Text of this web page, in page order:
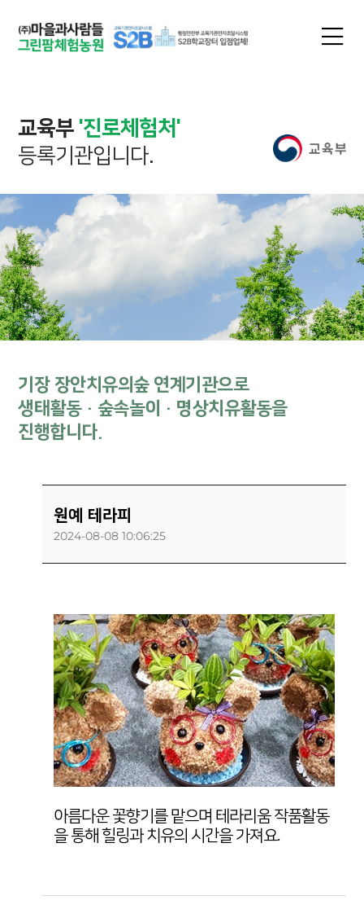
교육부 '진로체험처'
등록기관입니다.
기장 장안치유의숲 연계기관으로
생태활동 · 숲속놀이 · 명상치유활동을
진행합니다.
원예 테라피
2024-08-08 10:06:25
아름다운 꽃향기를 맡으며 테라리움 작품활동
을 통해 힐링과 치유의 시간을 가져요.